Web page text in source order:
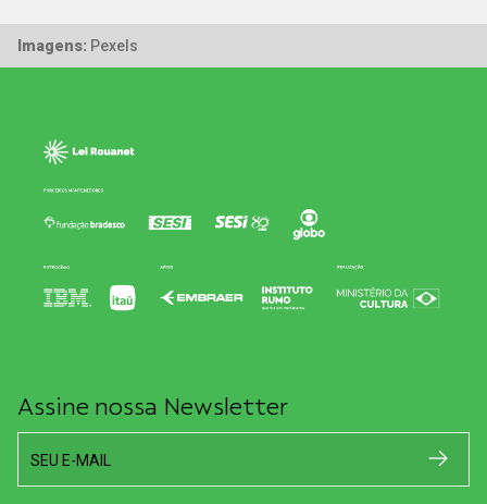
Imagens: Pexels
Assine nossa Newsletter
SEU E-MAIL